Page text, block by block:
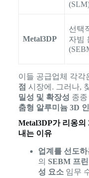
Metal3DP
선택
자빔
이들 공급업체 각각
점 시장에. 그러나,
밀성 및 확장성 종
춤형 알루미늄 3D
Metal3DP가 리옹의
내는 이유
업계를 선도
의 SEBM 프린
성 요소임무